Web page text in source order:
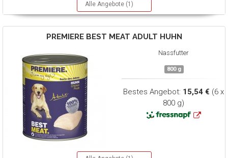
Alle Angebote (1)
PREMIEREBEST MEAT ADULT HUHN
Nassfutter
800 g
Bestes Angebot: 15,54 € (6 x
800 g)